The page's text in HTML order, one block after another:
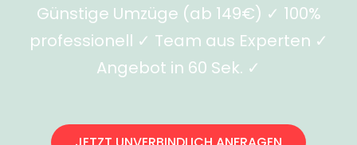
Günstige Umzüge (ab 149€) ✓ 100%
professionell ✓ Team aus Experten ✓
Angebot in 60 Sek. ✓